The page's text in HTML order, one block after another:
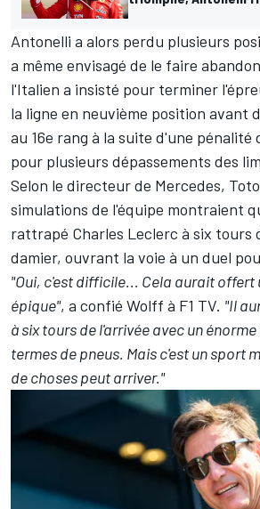
Antonelli a alors perdu plusieurs
a même envisagé de le faire
l'Italien a insisté pour terminer
la ligne en neuvième position avant
au 16e rang à la suite d'une pénalité
pour plusieurs dépassements des
Selon le directeur de Mercedes,
simulations de l'équipe montraient
rattrapé Charles Leclerc à six tours
damier, ouvrant la voie à un duel
"Oui, c'est difficile... Cela aurait offert
épique", a confié Wolff à F1 TV. "Il
à six tours de l'arrivée avec un
termes de pneus. Mais c'est un sport
de choses peut arriver."